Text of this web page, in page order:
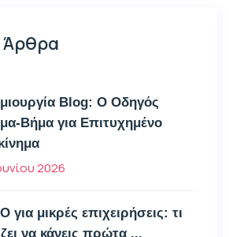
Blog: Ο Οδηγός
Βήμα για Επιτυχημένο
2026
για μικρές επιχειρήσεις: τι
να κάνεις πρώτα ...